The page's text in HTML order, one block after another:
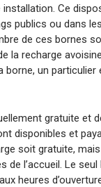
Ce
publics ou dans
de ces bornes
la recharge
borne, un particulier
gratuite et
disponibles et
soit gratuite,
de l’accueil. Le
heures